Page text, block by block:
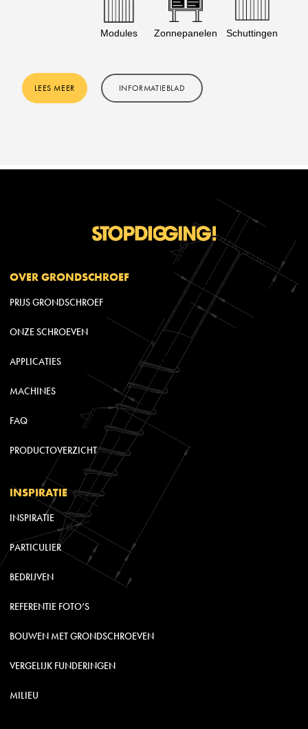
Modules Zonnepanelen Schuttingen
LEES MEER INFORMATIEBLAD
OVER GRONDSCHROEF
PRIJS GRONDSCHROEF
ONZE SCHROEVEN
APPLICATIES
MACHINES
FAQ
PRODUCTOVERZICHT
INSPIRATIE
INSPIRATIE
PARTICULIER
BEDRIJVEN
REFERENTIE FOTO’S
BOUWEN MET GRONDSCHROEVEN
VERGELIJK FUNDERINGEN
MILIEU